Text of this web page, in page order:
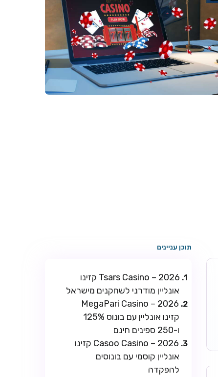
תוכן עניינים
Tsars Casino – 2026 קזינו
אונליין מודרני לשחקנים מישראל
MegaPari Casino – 2026
קזינו אונליין עם בונוס 125%
ו-250 ספינים חינם
Casoo Casino – 2026 קזינו
אונליין קוסמי עם בונוסים
להפקדה